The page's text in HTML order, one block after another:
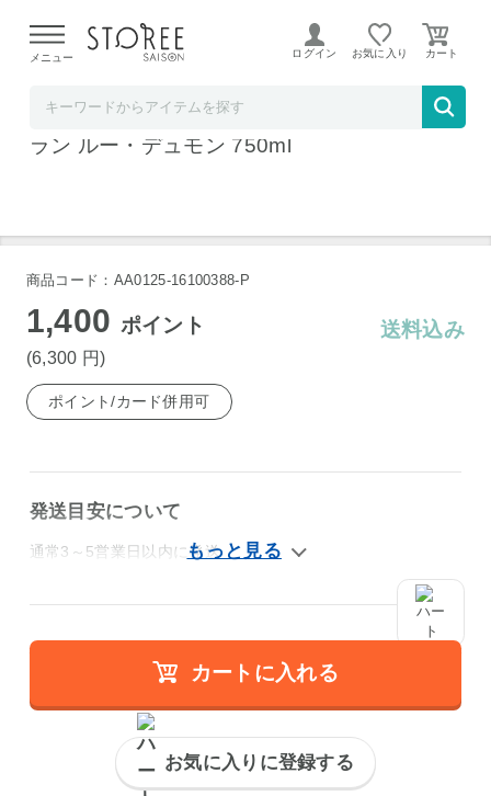
よる配送遅延が発生しております。
メニュー ログイン お気に入り
クレマン・ド・ブルゴーニュ ブラン・ド・ブ
ラン ルー・デュモン 750ml
商品コード：AA0125-16100388-P
1,400 ポイント
(6,300 円)
送料込み
ポイント/カード併用可
発送目安について
通常3～5営業日以内に発送
カートに入れる
お気に入りに登録する